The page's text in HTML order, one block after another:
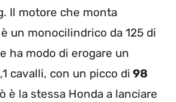
Il motore che monta
un monocilindrico da 125 di
ha modo di erogare un
cavalli, con un picco di 98
è la stessa Honda a lanciare